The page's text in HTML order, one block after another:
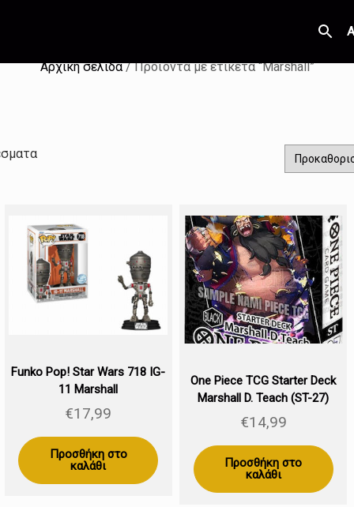
Αρχική σελίδα/ Προϊόντα με ετικέτα “Marshall”
Funko Pop! Star Wars 718 IG-
11 Marshall
€17,99
Προσθήκη στο
καλάθι
One Piece TCG Starter Deck
Marshall D. Teach (ST-27)
€14,99
Προσθήκη στο
καλάθι